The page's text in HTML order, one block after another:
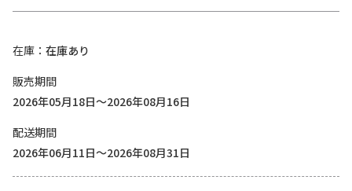
在庫
在庫あり
販売期間
2026年05月18日～2026年08月16日
配送期間
2026年06月11日～2026年08月31日